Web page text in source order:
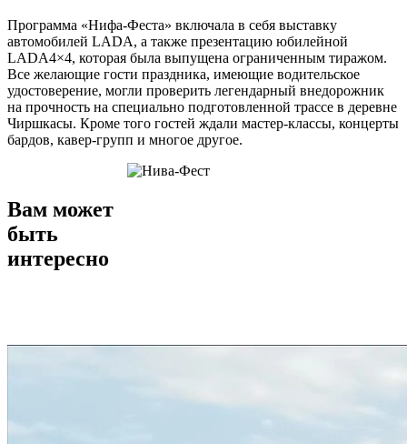
Программа «Нифа-Феста» включала в себя выставку
автомобилей LADA, а также презентацию юбилейной
LADA4×4, которая была выпущена ограниченным тиражом.
Все желающие гости праздника, имеющие водительское
удостоверение, могли проверить легендарный внедорожник
на прочность на специально подготовленной трассе в деревне
Чиршкасы. Кроме того гостей ждали мастер-классы, концерты
бардов, кавер-групп и многое другое.
Вам может
быть
интересно